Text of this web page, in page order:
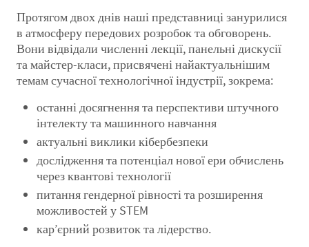
Протягом двох днів наші представниці занурилися
в атмосферу передових розробок та обговорень.
Вони відвідали численні лекції, панельні дискусії
та майстер-класи, присвячені найактуальнішим
темам сучасної технологічної індустрії, зокрема:
останні досягнення та перспективи штучного
інтелекту та машинного навчання
актуальні виклики кібербезпеки
дослідження та потенціал нової ери обчислень
через квантові технології
питання гендерної рівності та розширення
можливостей у STEM
кар’єрний розвиток та лідерство.